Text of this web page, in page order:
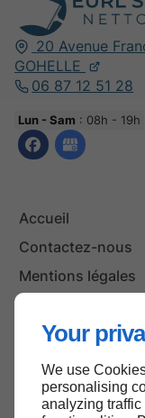
Your
We use
personalising
analyzing
20 Avenue
GOHELLE
06 87 12 51 28
Lun - Sam : 08h - 19h
Accueil
Contactez-nous
Mentions légales